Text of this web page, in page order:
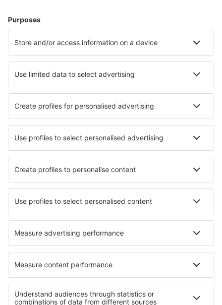
Pamplona Airport (PNA)
Santander Paray (SDR)
Vigo Airport (VGO)
Barcelona
Múrcia
Sevilha San Pablo (SVQ)
Badajoz Talavera La Real (BJZ)
Los Rodeos (TFN)
Granadilla de Abona Reina Sofia (TFS)
Valladolid Airport (VLL)
Saragoça Airport (ZAZ)